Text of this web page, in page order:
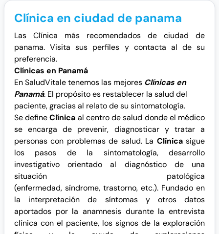
Clínica en ciudad de panama
Las Clínica más recomendados de ciudad de
panama. Visita sus perfiles y contacta al de su
preferencia.
Clínicas en Panamá
En SaludVitale tenemos las mejores Clínicas en
Panamá. El propósito es restablecer la salud del
paciente, gracias al relato de su sintomatología.
Se defineClínica al centro de salud donde el médico
se encarga de prevenir, diagnosticar y tratar a
personas con problemas de salud. La Clínicasigue
los pasos de la sintomatología, desarrollo
investigativo orientado al diagnóstico de una
situación patológica
(enfermedad, síndrome, trastorno, etc.). Fundado en
la interpretación de síntomas y otros datos
aportados por la anamnesis durante la entrevista
clínica con el paciente, los signos de la exploración